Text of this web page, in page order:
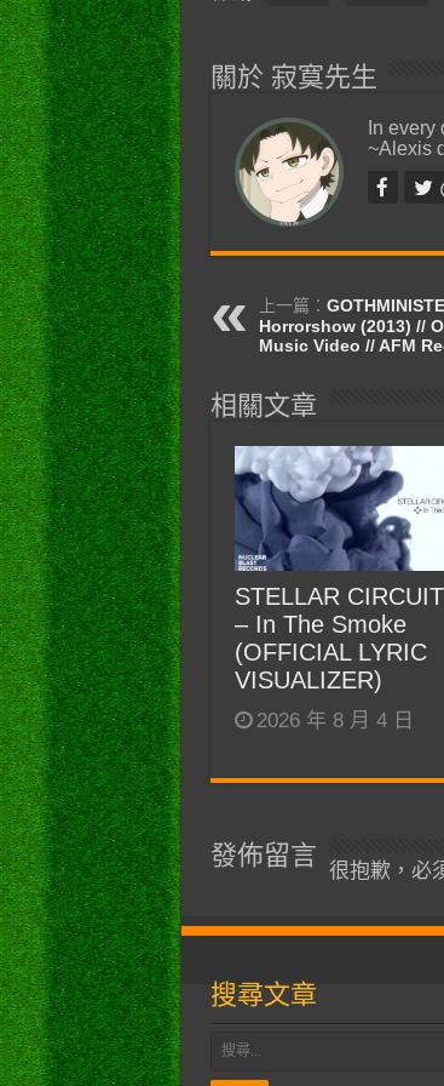
關於 寂寞先生
In every
~Alexis
上一篇：
Horrorshow (2013) //
Music Video // AFM
相關文章
STELLAR
– In The Smoke
(OFFICIAL LYRIC
VISUALIZER)
2026 年 8 月 4 日
發佈留言
很抱歉，必
搜尋文章